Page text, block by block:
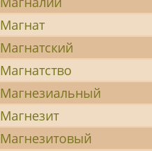
Магнат
Магнатский
Магнатство
Магнезиальный
Магнезит
Магнезитовый